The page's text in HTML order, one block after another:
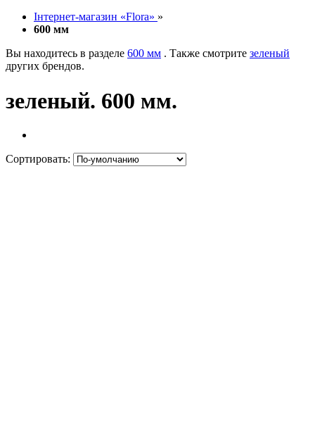
Інтернет-магазин «Flora» »
600 мм
Вы находитесь в разделе 600 мм . Также смотрите зеленый
других брендов.
зеленый. 600 мм.
Сортировать: